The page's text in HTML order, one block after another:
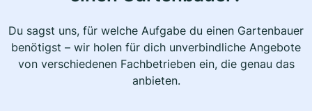
Du sagst uns, für welche Aufgabe du einen Gartenbauer
benötigst – wir holen für dich unverbindliche Angebote
von verschiedenen Fachbetrieben ein, die genau das
anbieten.